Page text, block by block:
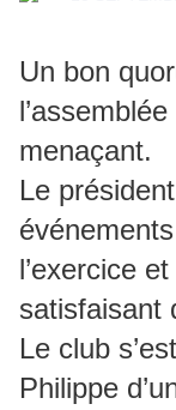
Un bon
menaçant.
Le
l’exercice
satisfaisant
Le club
Philippe